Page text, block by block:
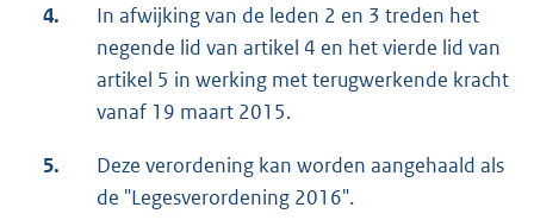
4.
In afwijking van de leden 2 en 3 treden het
negende lid van artikel 4 en het vierde lid van
artikel 5 in werking met terugwerkende kracht
vanaf 19 maart 2015.
5.
Deze verordening kan worden aangehaald als
de "Legesverordening 2016".